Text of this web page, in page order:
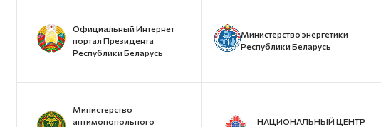
Официальный Интернет
портал Президента
Республики Беларусь
Министерство энергетики
Республики Беларусь
Министерство
антимонопольного
НАЦИОНАЛЬНЫЙ ЦЕНТР